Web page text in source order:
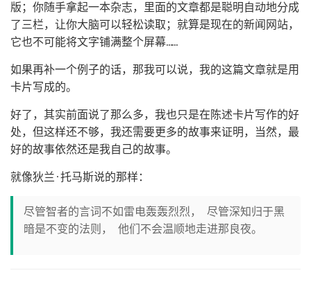
版；你随手拿起一本杂志，里面的文章都是聪明自动地分成
了三栏，让你大脑可以轻松读取；就算是现在的新闻网站，
它也不可能将文字铺满整个屏幕……
如果再补一个例子的话，那我可以说，我的这篇文章就是用
卡片写成的。
好了，其实前面说了那么多，我也只是在陈述卡片写作的好
处，但这样还不够，我还需要更多的故事来证明，当然，最
好的故事依然还是我自己的故事。
就像狄兰·托马斯说的那样：
尽管智者的言词不如雷电轰轰烈烈， 尽管深知归于黑
暗是不变的法则， 他们不会温顺地走进那良夜。